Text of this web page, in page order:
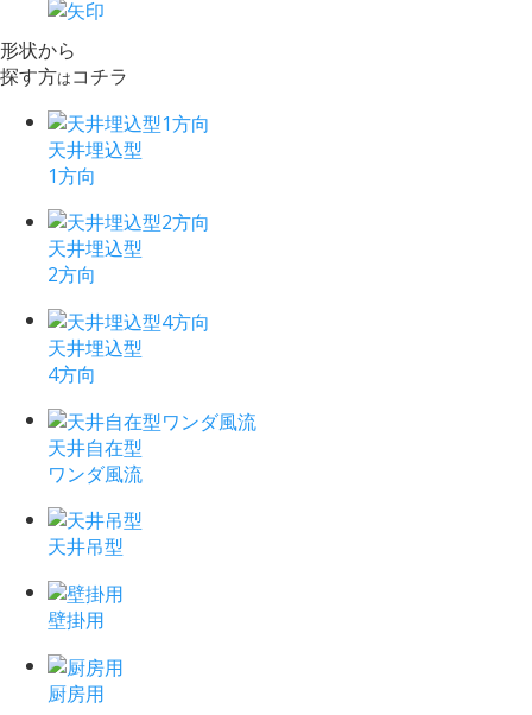
形状から
探す方はコチラ
天井埋込型
1方向
天井埋込型
2方向
天井埋込型
4方向
天井自在型
ワンダ風流
天井吊型
壁掛用
厨房用